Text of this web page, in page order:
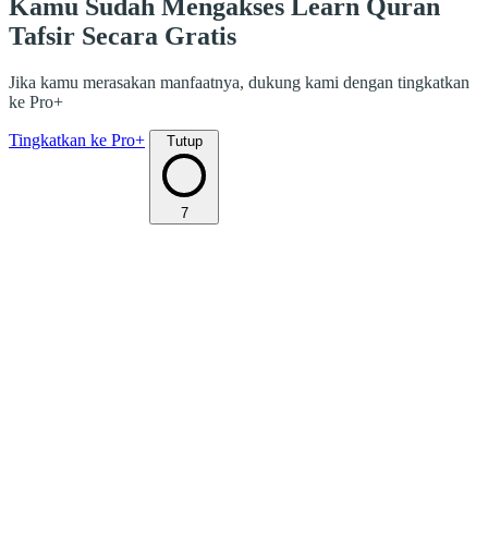
Kamu Sudah Mengakses Learn Quran
Tafsir Secara Gratis
Jika kamu merasakan manfaatnya, dukung kami dengan tingkatkan
ke Pro+
Tingkatkan ke Pro+ Tutup
7